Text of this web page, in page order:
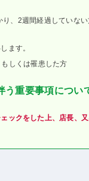
、2週間経過していな
ます。
しくは罹患した方
う重要事項につい
ックをした上、店長、